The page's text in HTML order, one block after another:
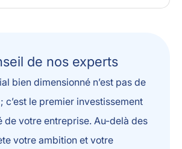
de nos experts
bien dimensionné n’est pas de
c’est le premier investissement
de votre entreprise. Au-delà des
votre ambition et votre